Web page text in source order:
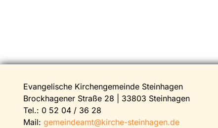
Evangelische Kirchengemeinde Steinhagen
Brockhagener Straße 28 | 33803 Steinhagen
Tel.: 0 52 04 / 36 28
Mail: gemeindeamt@kirche-steinhagen.de